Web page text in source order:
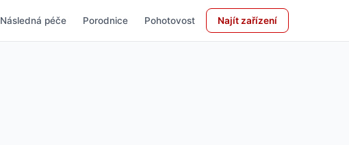
Následná péče Porodnice Pohotovost Najít zařízení